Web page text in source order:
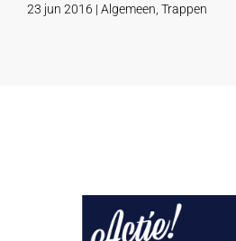
23 jun 2016 | Algemeen Trappen